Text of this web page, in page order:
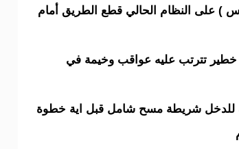
) على النظام الحالي قطع الطريق أمام
خطير تترتب عليه عواقب وخيمة في
للدخل شريطة مسح شامل قبل اية خطوة